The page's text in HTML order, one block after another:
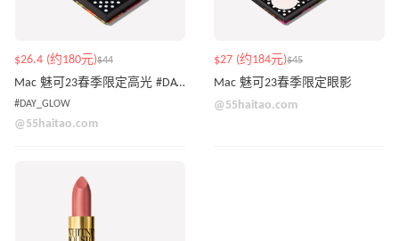
$26.4 (约180元)$44
Mac 魅可23春季限定高光 #DAY_GLOW
#DAY_GLOW
@55haitao.com
$27 (约184元)$45
Mac 魅可23春季限定眼影
@55haitao.com